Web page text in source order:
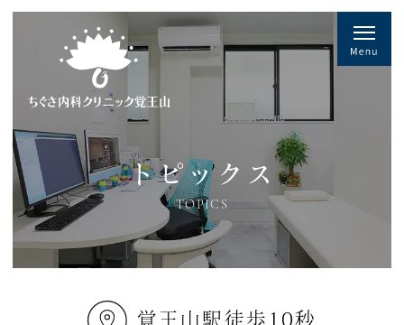
トピックス
TOPICS
覚王山駅徒歩10秒